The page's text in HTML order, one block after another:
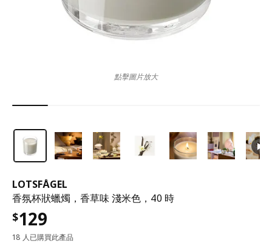
LOTSFÅGEL
香氛杯狀蠟燭，香草味 淺米色，40 時
$129
18 人已購買此產品
點擊圖片放大